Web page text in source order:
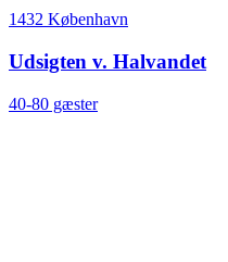
1432 København
Udsigten v. Halvandet
40-80 gæster